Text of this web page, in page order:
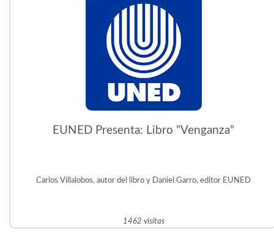
EUNED Presenta: Libro "Venganza"
Carlos Villalobos, autor del libro y Daniel Garro, editor EUNED
1462 visitas